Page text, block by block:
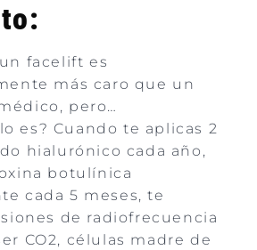
facelift es
más caro que un
pero…
es? Cuando te aplicas 2
hialurónico cada año,
botulínica
cada 5 meses, te
de radiofrecuencia
CO2, células madre de